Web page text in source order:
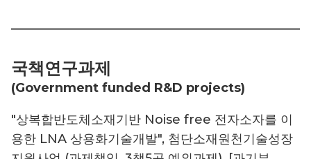
국책연구과제
(Government funded R&D projects)
"상복합반도체소재기반 Noise free 전자소자를 이
용한 LNA 상용화기술개발", 첨단소재원천기술성장